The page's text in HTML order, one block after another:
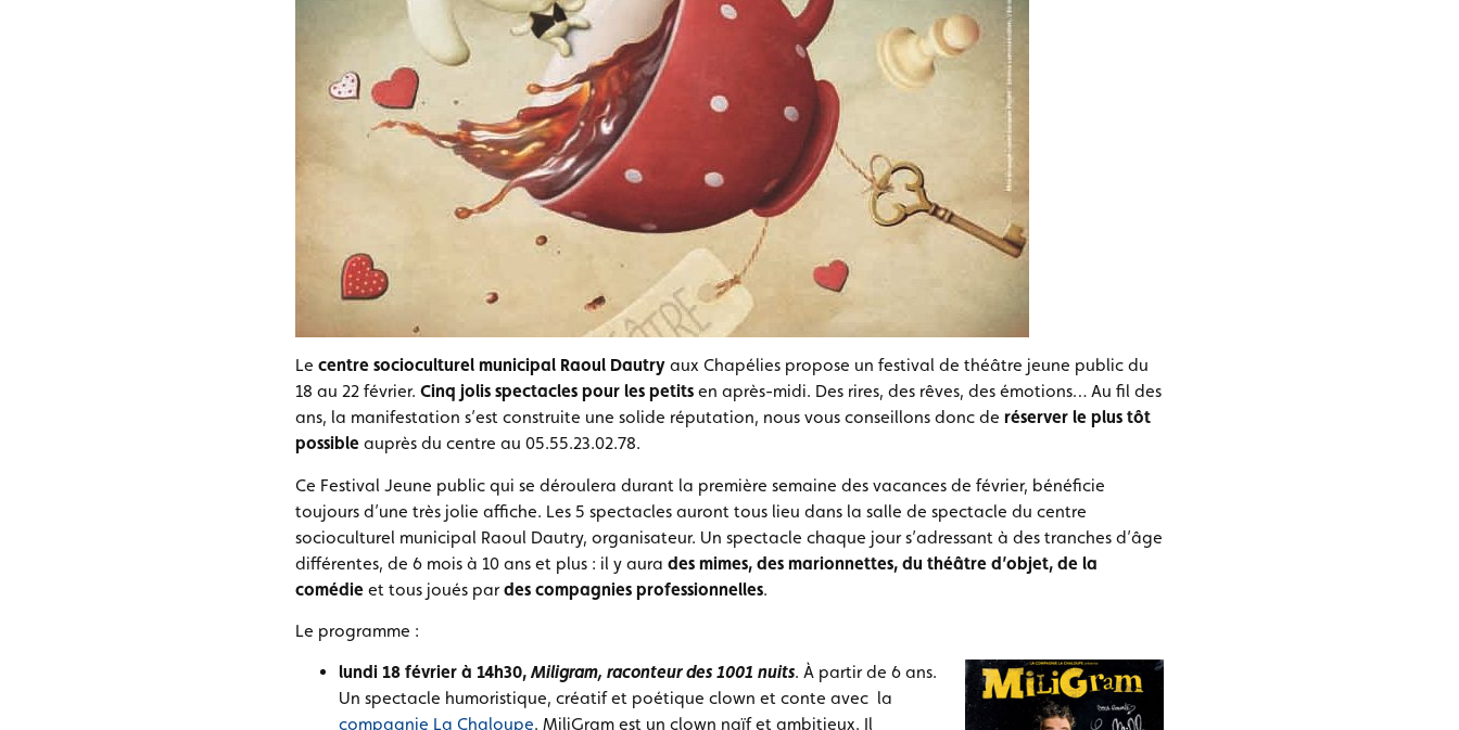
Le centre socioculturel municipal Raoul Dautry aux Chapélies propose un festival de théâtre jeune public du
18 au 22 février. Cinq jolis spectacles pour les petits en après-midi. Des rires, des rêves, des émotions… Au fil des
ans, la manifestation s’est construite une solide réputation, nous vous conseillons donc de réserver le plus tôt
possible auprès du centre au 05.55.23.02.78.
Ce Festival Jeune public qui se déroulera durant la première semaine des vacances de février, bénéficie
toujours d’une très jolie affiche. Les 5 spectacles auront tous lieu dans la salle de spectacle du centre
socioculturel municipal Raoul Dautry, organisateur. Un spectacle chaque jour s’adressant à des tranches d’âge
différentes, de 6 mois à 10 ans et plus : il y aura des mimes, des marionnettes, du théâtre d’objet, de la
comédie et tous joués pardes compagnies professionnelles.
Le programme :
lundi 18 février à 14h30, Miligram, raconteur des 1001 nuits. À partir de 6 ans.
Un spectacle humoristique, créatif et poétique clown et conte avec la
compagnie La Chaloupe. MiliGram est un clown naïf et ambitieux. Il